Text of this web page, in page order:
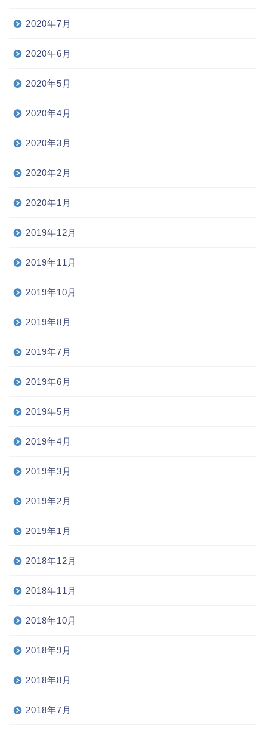
2020年7月
2020年6月
2020年5月
2020年4月
2020年3月
2020年2月
2020年1月
2019年12月
2019年11月
2019年10月
2019年8月
2019年7月
2019年6月
2019年5月
2019年4月
2019年3月
2019年2月
2019年1月
2018年12月
2018年11月
2018年10月
2018年9月
2018年8月
2018年7月